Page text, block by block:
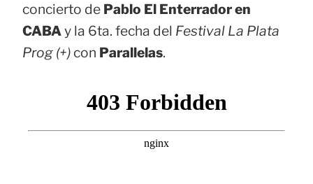
concierto de Pablo El Enterrador en
CABAy la 6ta. fecha del Festival La Plata
Prog (+) con Parallelas.